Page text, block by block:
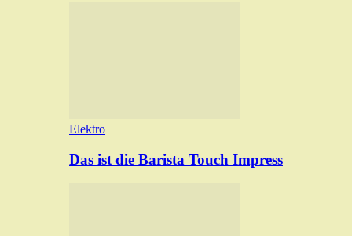
Elektro
Das ist die Barista Touch Impress